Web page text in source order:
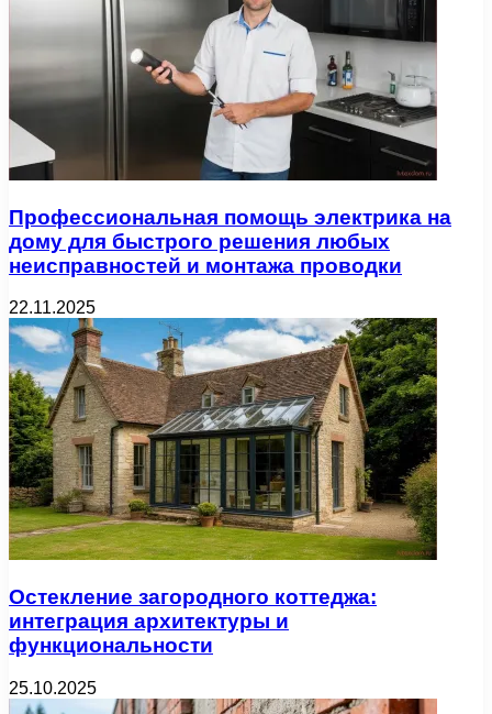
Профессиональная помощь электрика на
дому для быстрого решения любых
неисправностей и монтажа проводки
22.11.2025
Остекление загородного коттеджа:
интеграция архитектуры и
функциональности
25.10.2025